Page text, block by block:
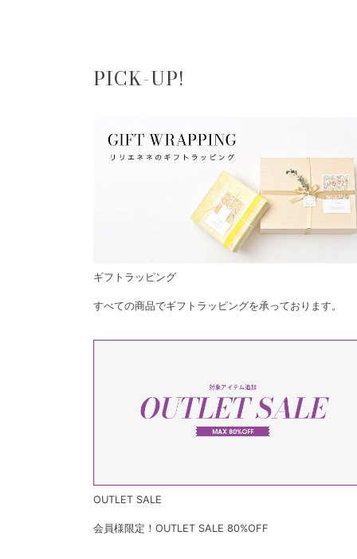
PICK-UP!
ギフトラッピング
すべての商品でギフトラッピングを承っております。
OUTLET SALE
会員様限定！OUTLET SALE 80%OFF